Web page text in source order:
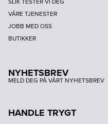
VÅRE TJENESTER
JOBB MED OSS
BUTIKKER
NYHETSBREV
MELD DEG PÅ VÅRT NYHETSBREV
HANDLE TRYGT